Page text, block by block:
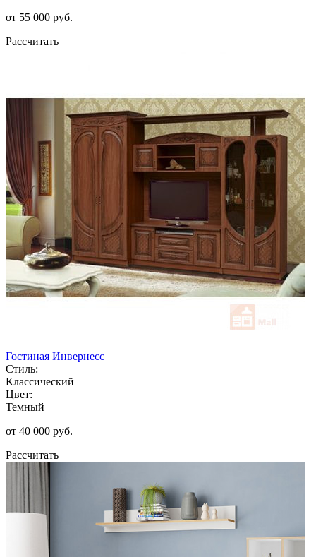
от 55 000 руб.
Рассчитать
Гостиная Инвернесс
Стиль:
Классический
Цвет:
Темный
от 40 000 руб.
Рассчитать